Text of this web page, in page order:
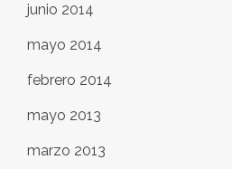
junio 2014
mayo 2014
febrero 2014
mayo 2013
marzo 2013